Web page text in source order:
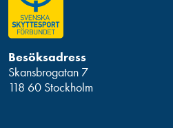
Besöksadress
Skansbrogatan 7
118 60 Stockholm